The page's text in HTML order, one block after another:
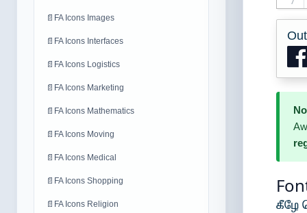
📄 FA Icons Images
📄 FA Icons Interfaces
📄 FA Icons Logistics
📄 FA Icons Marketing
📄 FA Icons Mathematics
📄 FA Icons Moving
📄 FA Icons Medical
📄 FA Icons Shopping
📄 FA Icons Religion கீழே